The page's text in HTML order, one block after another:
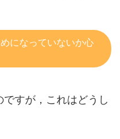
になっていないか心
すが，これはどうし